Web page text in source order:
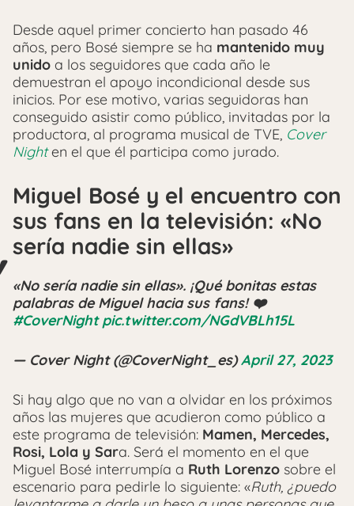
Desde aquel primer concierto han pasado 46
años, pero Bosé siempre se ha mantenido muy
unido a los seguidores que cada año le
demuestran el apoyo incondicional desde sus
inicios. Por ese motivo, varias seguidoras han
conseguido asistir como público, invitadas por la
productora, al programa musical de TVE, Cover
Nighten el que él participa como jurado.
Miguel Bosé y el encuentro con
sus fans en la televisión: «No
sería nadie sin ellas»
«No sería nadie sin ellas». ¡Qué bonitas estas
palabras de Miguel hacia sus fans! ❤️‍
#CoverNight pic.twitter.com/NGdVBLh15L
— Cover Night (@CoverNight_es)April 27, 2023
Si hay algo que no van a olvidar en los próximos
años las mujeres que acudieron como público a
este programa de televisión: Mamen, Mercedes,
Rosi, Lola y Sara. Será el momento en el que
Miguel Bosé interrumpía a Ruth Lorenzo sobre el
escenario para pedirle lo siguiente: «Ruth, ¿puedo